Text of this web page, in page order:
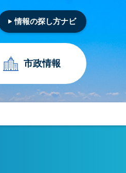
情報の探し方ナビ
市政情報